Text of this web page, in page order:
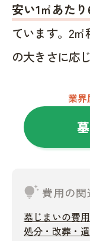
安い1㎡あたり
ています。2
の大きさに応
業界
tips_and_updates 費用の
墓じまいの費
処分・改葬・